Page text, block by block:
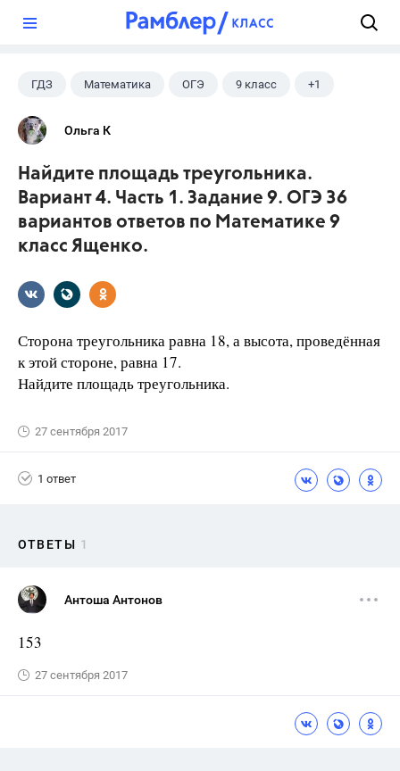
ГДЗ Математика ОГЭ 9 класс +1
Ященко И.В.
Ольга К
Найдите площадь треугольника.
Вариант 4. Часть 1. Задание 9. ОГЭ 36
вариантов ответов по Математике 9
класс Ященко.
Сторона треугольника равна 18, а высота, проведённая
к этой стороне, равна 17.
Найдите площадь треугольника.
27 сентября 2017
1 ответ
ОТВЕТЫ 1
Антоша Антонов
153
27 сентября 2017